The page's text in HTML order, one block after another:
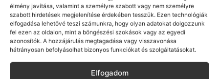
élmény javítása, valamint a személyre szabott vagy nem személyre
szabott hirdetések megjelenítése érdekében tesszük. Ezen technológiák
elfogadása lehetővé teszi számunkra, hogy olyan adatokat dolgozzunk
fel ezen az oldalon, mint a böngészési szokások vagy az egyedi
azonosítók. A hozzájárulás megtagadása vagy visszavonása
hátrányosan befolyásolhat bizonyos funkciókat és szolgáltatásokat.
Elfogadom
Igen, nálunk így is lehet!
Országos kiszállításunk vanMagyarország egész területén,